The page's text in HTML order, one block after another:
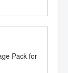
Pack for